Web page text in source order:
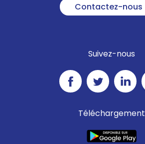
Contactez-nous
Suivez-nous
Téléchargement